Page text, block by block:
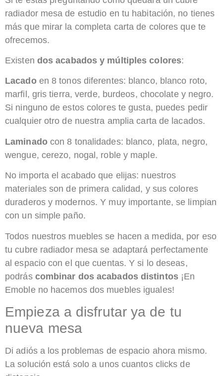
radiador mesa de estudio en tu habitación, no tienes
más que mirar la completa carta de colores que te
ofrecemos.
Existen d​os acabados y múltiples colores:​
Lacadoen 8 tonos diferentes: blanco, blanco roto,
marfil, gris tierra, verde, burdeos, chocolate y negro.
Si ninguno de estos colores te gusta, puedes pedir
cualquier otro de nuestra amplia carta de lacados.
Laminadocon 8 tonalidades: blanco, plata, negro,
wengue, cerezo, nogal, roble y maple.
No importa el acabado que elijas: nuestros
materiales son de primera calidad, y sus colores
duraderos y modernos. Y muy importante, se limpian
con un simple paño.
Todos nuestros muebles se hacen a medida, por eso
tu cubre radiador mesa se adaptará perfectamente
al espacio con el que cuentas. Y si lo deseas,
podrás combinar dos acabados distintos¡En
Emoble no hacemos dos muebles iguales!
Empieza a disfrutar ya de tu
nueva mesa
Di adiós a los problemas de espacio ahora mismo.
La solución está solo a unos cuantos clicks de